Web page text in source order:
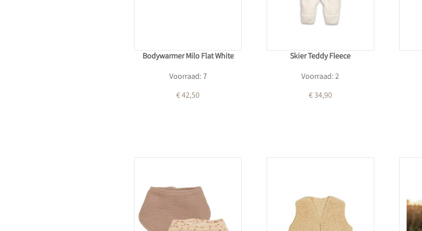
Bodywarmer Milo Flat White
Voorraad: 7
€ 42,50
Skier Teddy Fleece
Voorraad: 2
€ 34,90